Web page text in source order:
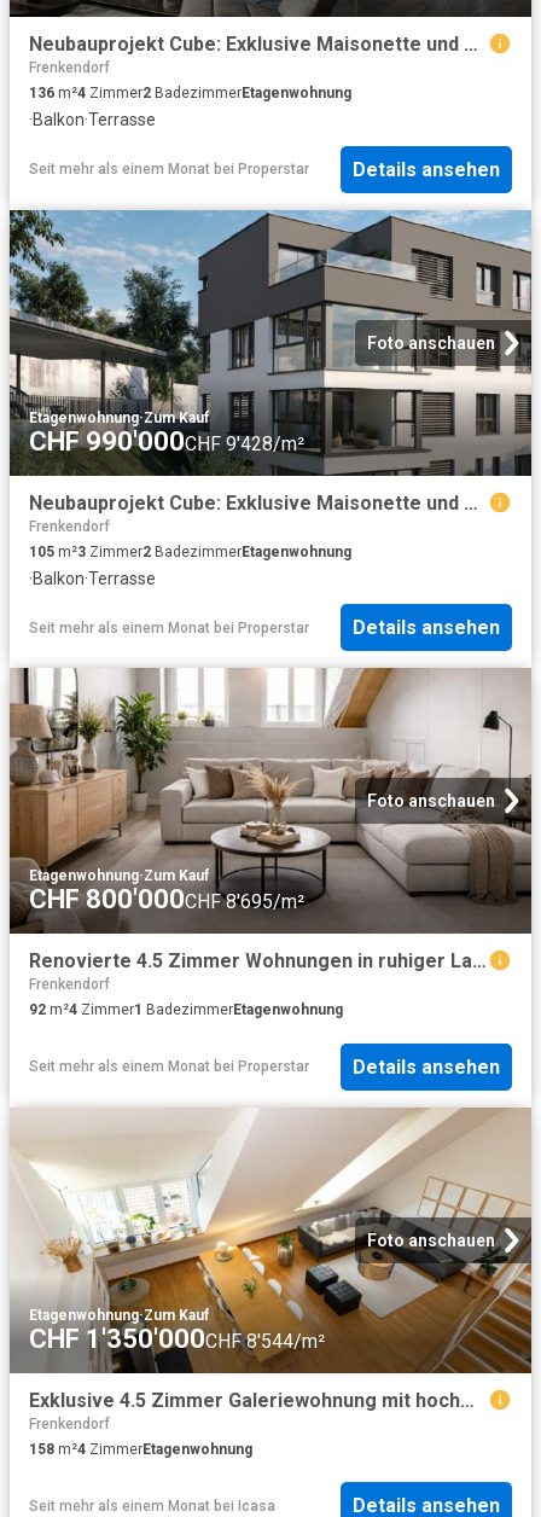
Neubauprojekt Cube: Exklusive Maisonette und Etagenwohnungen
Frenkendorf
136 m²4 Zimmer2 BadezimmerEtagenwohnung
·Balkon·Terrasse
Seit mehr als einem Monat bei Properstar Details ansehen
Foto anschauen
Etagenwohnung·Zum Kauf
CHF 990'000CHF 9'428/m²
Neubauprojekt Cube: Exklusive Maisonette und Etagenwohnungen
Frenkendorf
105 m²3 Zimmer2 BadezimmerEtagenwohnung
·Balkon·Terrasse
Seit mehr als einem Monat bei Properstar Details ansehen
Foto anschauen
Etagenwohnung·Zum Kauf
CHF 800'000CHF 8'695/m²
Renovierte 4.5 Zimmer Wohnungen in ruhiger Lage in Frenkendorf
Frenkendorf
92 m²4 Zimmer1 BadezimmerEtagenwohnung
Seit mehr als einem Monat bei Properstar Details ansehen
Foto anschauen
Etagenwohnung·Zum Kauf
CHF 1'350'000CHF 8'544/m²
Exklusive 4.5 Zimmer Galeriewohnung mit hochwertigem Ausbau
Frenkendorf
158 m²4 ZimmerEtagenwohnung
Seit mehr als einem Monat bei Icasa Details ansehen